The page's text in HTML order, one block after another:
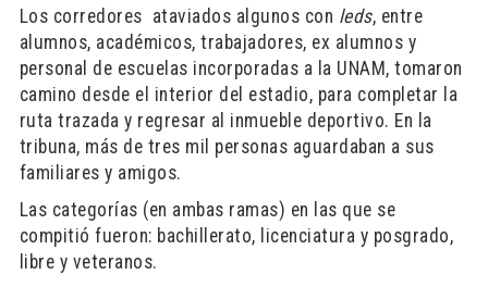
Los corredores ataviados algunos con leds, entre
alumnos, académicos, trabajadores, ex alumnos y
personal de escuelas incorporadas a la UNAM, tomaron
camino desde el interior del estadio, para completar la
ruta trazada y regresar al inmueble deportivo. En la
tribuna, más de tres mil personas aguardaban a sus
familiares y amigos.
Las categorías (en ambas ramas) en las que se
compitió fueron: bachillerato, licenciatura y posgrado,
libre y veteranos.